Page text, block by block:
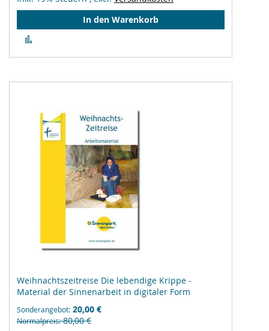
In den Warenkorb
hinzufügen
Weihnachtszeitreise Die lebendige Krippe -
Material der Sinnenarbeit in digitaler Form
Sonderangebot 20,00 €
Normalpreis 80,00 €